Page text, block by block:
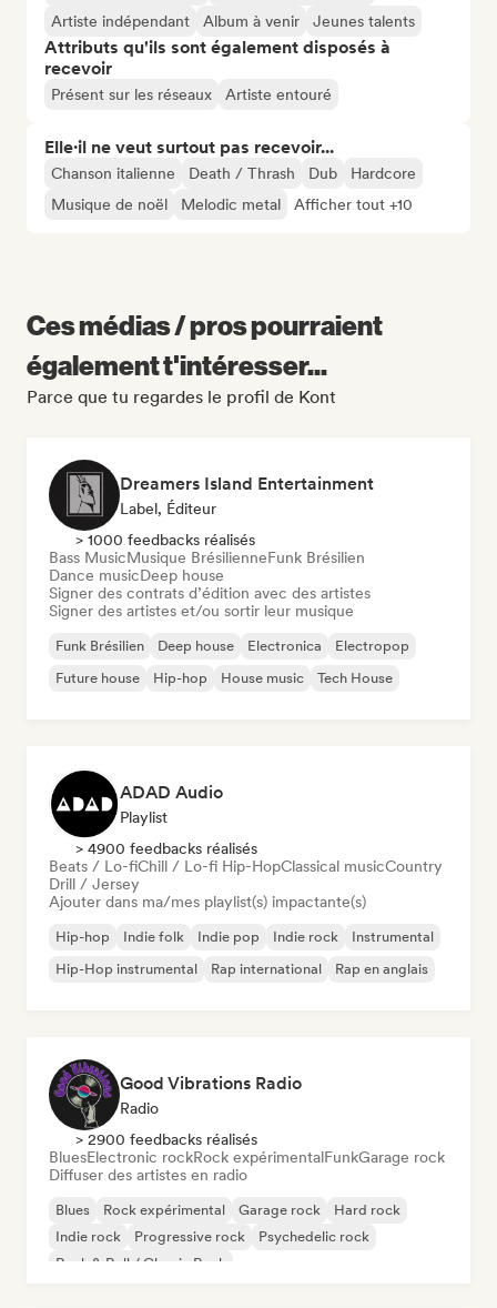
Artiste indépendant Album à venir Jeunes talents
Attributs qu'ils sont également disposés à
recevoir
Présent sur les réseaux Artiste entouré
Elle·il ne veut surtout pas recevoir...
Chanson italienne Death / Thrash Dub
Hardcore
Musique de noël
Melodic metal Afficher tout +10
Ces médias / pros pourraient
également t'intéresser...
Parce que tu regardes le profil de Kont
Dreamers Island Entertainment
Label, Éditeur
> 1000 feedbacks réalisés
Bass MusicMusique BrésilienneFunk Brésilien
Dance musicDeep house
Signer des contrats d’édition avec des artistes
Signer des artistes et/ou sortir leur musique
Funk Brésilien Deep house Electronica
Electropop
Future house
Hip-hop House music Tech House
ADAD Audio
Playlist
> 4900 feedbacks réalisés
Beats / Lo-fiChill / Lo-fi Hip-HopClassical musicCountry
Drill / Jersey
Ajouter dans ma/mes playlist(s) impactante(s)
Hip-hop Indie folk Indie pop Indie rock
Instrumental
Hip-Hop instrumental
Rap international Rap en anglais
Good Vibrations Radio
Radio
> 2900 feedbacks réalisés
BluesElectronic rockRock expérimentalFunkGarage rock
Diffuser des artistes en radio
Blues Rock expérimental Garage rock
Hard rock
Indie rock
Progressive rock
Psychedelic rock
Rock & Roll / Classic Rock